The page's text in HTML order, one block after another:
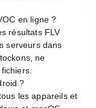
en ligne ?
résultats FLV
serveurs dans
ne
?
les appareils et